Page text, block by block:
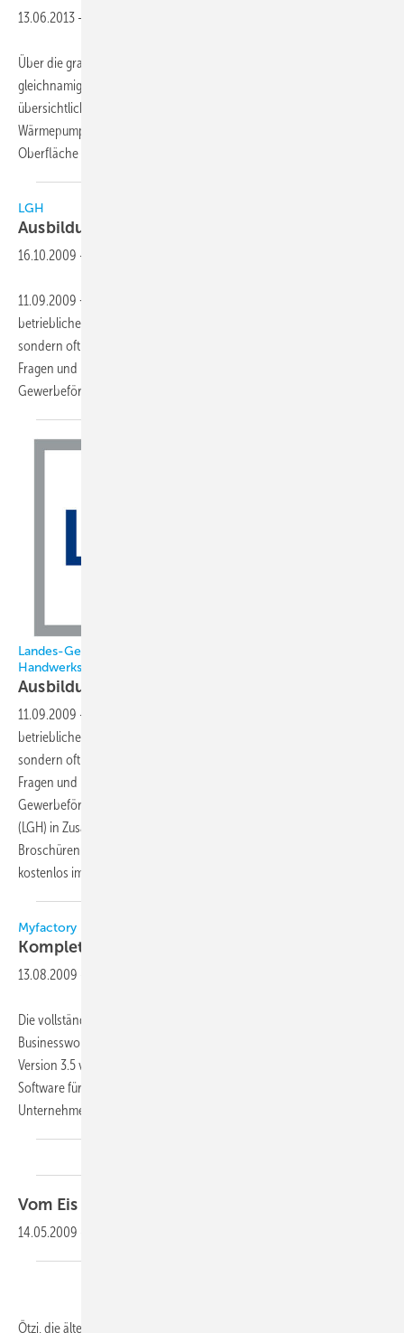
13.06.2013 -
Über die grafische Benutzeroberfläche des Novelan-Net 2.0 des
gleichnamigen Herstellers, die nun weiter verbessert und
übersichtlicher gestaltet wurde, können fast alle Novelan-
Wärmepumpen per Internet gesteuert werden. Der Zugriff auf die
Oberfläche erfolgt über einen normalen Browser.
LGH
Ausbildungstipps stehen im Internet
16.10.2009 -
11.09.2009 − Viele junge Menschen beginnen in diesen Tagen eine
betriebliche Lehre. Dieser Lebensabschnitt ist nicht nur für sie selbst,
sondern oftmals auch für ihre Ausbilderinnen und Ausbilder von
Fragen und Unsicherheiten geprägt. Deshalb hat die Landes-
Gewerbeförderungsstelle des
Landes-Gewerbeförderungsstelle des nordrhein-westfälischen
Handwerks
Ausbildungstipps stehen im Internet
11.09.2009 -
betriebliche Lehre. Dieser Lebensabschnitt ist nicht nur für sie selbst,
sondern oftmals auch für ihre Ausbilderinnen und Ausbilder von
Fragen und Unsicherheiten geprägt. Deshalb hat die Landes-
Gewerbeförderungsstelle des nordrhein-westfälischen Handwerks
(LGH) in Zusammenarbeit mit den Handwerkskammern in NRW die
Broschürenreihe Tipps für die betriebliche Ausbildung entwickelt, die
kostenlos im Internet zum Herunterladen angeboten
Myfactory
Komplette Business-Software im
13.08.2009
Die vollständige, webbasierende Unternehmenssoftware Myfactory
Businessworld sei jetzt in einer deutlich erweiterten und verbesserten
Version 3.5 verfügbar. Bei dem Programm handelt es sich um eine
Software für die Geschäftsprozesse kleiner und mittlerer
Unternehmen. Die Lösung werde
Vom Eis ins
14.05.2009
Ötzi, die älteste je entdeckte Feuchtmumie wurde einem